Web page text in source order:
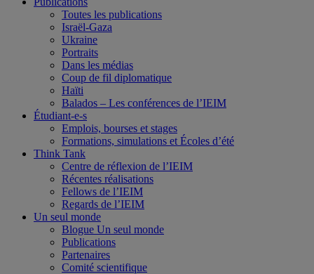
Toutes les publications
Israël-Gaza
Ukraine
Portraits
Dans les médias
Coup de fil diplomatique
Haïti
Balados – Les conférences de l’IEIM
Étudiant-e-s
Emplois, bourses et stages
Formations, simulations et Écoles d’été
Think Tank
Centre de réflexion de l’IEIM
Récentes réalisations
Fellows de l’IEIM
Regards de l’IEIM
Un seul monde
Blogue Un seul monde
Publications
Partenaires
Comité scientifique